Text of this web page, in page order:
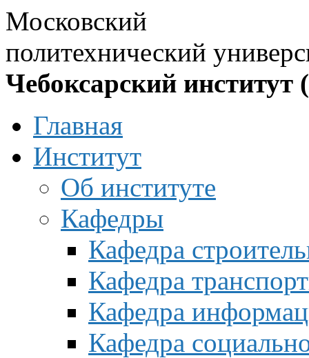
Московский
политехнический
Чебоксарский институт
Главная
Институт
Об институте
Кафедры
Кафедра
Кафедра
Кафедра
Кафедра